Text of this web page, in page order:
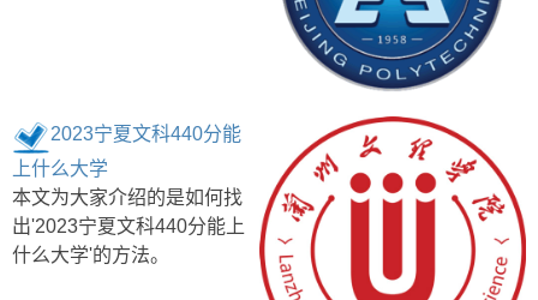
2023宁夏文科440分能
上什么大学
本文为大家介绍的是如何找
出'2023宁夏文科440分能上
什么大学'的方法。